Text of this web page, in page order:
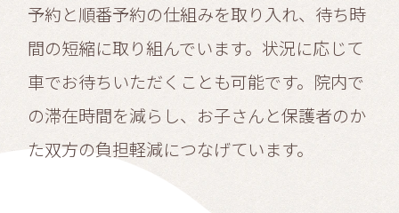
予約と順番予約の仕組みを取り入れ、待ち時
間の短縮に取り組んでいます。状況に応じて
車でお待ちいただくことも可能です。院内で
の滞在時間を減らし、お子さんと保護者のか
た双方の負担軽減につなげています。